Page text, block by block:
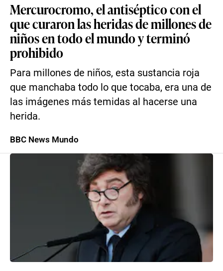
Mercurocromo, el antiséptico con el
que curaron las heridas de millones de
niños en todo el mundo y terminó
prohibido
Para millones de niños, esta sustancia roja
que manchaba todo lo que tocaba, era una de
las imágenes más temidas al hacerse una
herida.
BBC News Mundo